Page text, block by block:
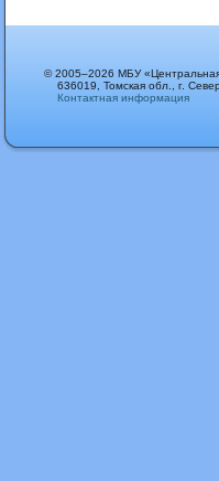
© 2005–2026 МБУ «Центральная
636019, Томская обл., г.
Контактная информация